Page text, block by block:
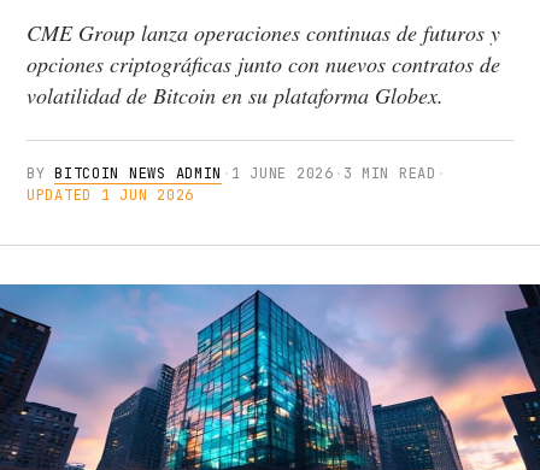
CME Group lanza operaciones continuas de futuros y
opciones criptográficas junto con nuevos contratos de
volatilidad de Bitcoin en su plataforma Globex.
BYBITCOIN NEWS ADMIN · 1 JUNE 2026 · 3 MIN READ ·
UPDATED 1 JUN 2026